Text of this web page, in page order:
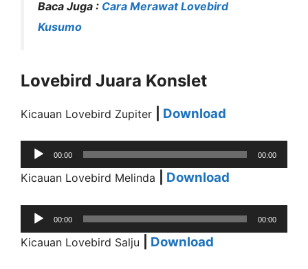
Baca Juga : Cara Merawat Lovebird
Kusumo
Lovebird Juara Konslet
Kicauan Lovebird Zupiter Download
Audio
Player
00:00 00:00
Kicauan Lovebird Melinda Download
Audio
Player
00:00 00:00
Kicauan Lovebird Salju Download